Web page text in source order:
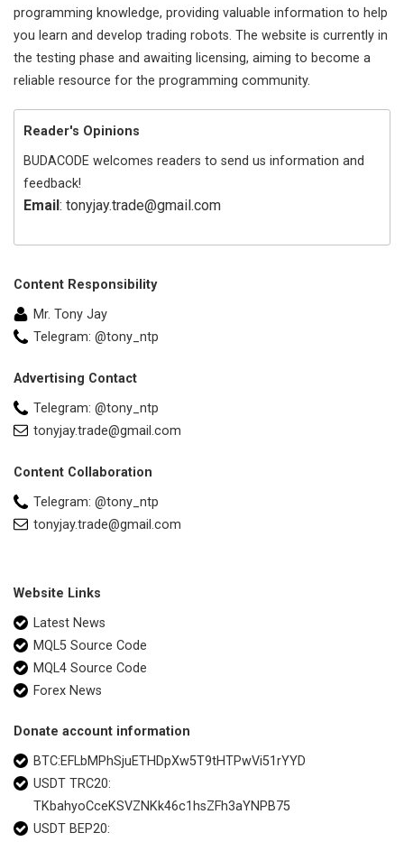
programming knowledge, providing valuable information to help
you learn and develop trading robots. The website is currently in
the testing phase and awaiting licensing, aiming to become a
reliable resource for the programming community.
Reader's Opinions
BUDACODE welcomes readers to send us information and
feedback!
Email : tonyjay.trade@gmail.com
Content Responsibility
Mr. Tony Jay
Telegram: @tony_ntp
Advertising Contact
Telegram: @tony_ntp
tonyjay.trade@gmail.com
Content Collaboration
Telegram: @tony_ntp
tonyjay.trade@gmail.com
Website Links
Latest News
MQL5 Source Code
MQL4 Source Code
Forex News
Donate account information
BTC:EFLbMPhSjuETHDpXw5T9tHTPwVi51rYYD
USDT TRC20:
TKbahyoCceKSVZNKk46c1hsZFh3aYNPB75
USDT BEP20: